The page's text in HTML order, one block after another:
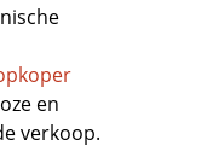
en
verkoop.